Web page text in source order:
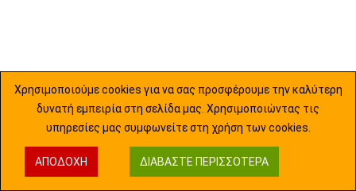
Χρησιμοποιούμε cookies για να σας προσφέρουμε την καλύτερη
δυνατή εμπειρία στη σελίδα μας. Χρησιμοποιώντας τις
υπηρεσίες μας συμφωνείτε στη χρήση των cookies.
ΑΠΟΔΟΧΉ ΔΙΑΒΆΣΤΕ ΠΕΡΙΣΣΌΤΕΡΑ